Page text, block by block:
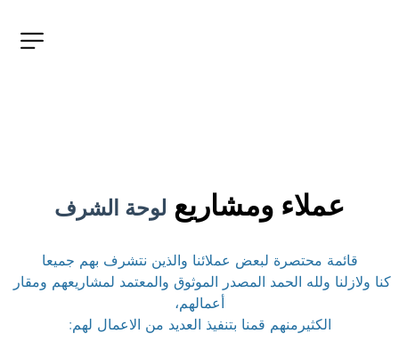
عملاء ومشاريع لوحة الشرف
قائمة محتصرة لبعض عملائنا والذين نتشرف بهم جميعا
أعمالهم،
الكثيرمنهم قمنا بتنفيذ العديد من الاعمال لهم: